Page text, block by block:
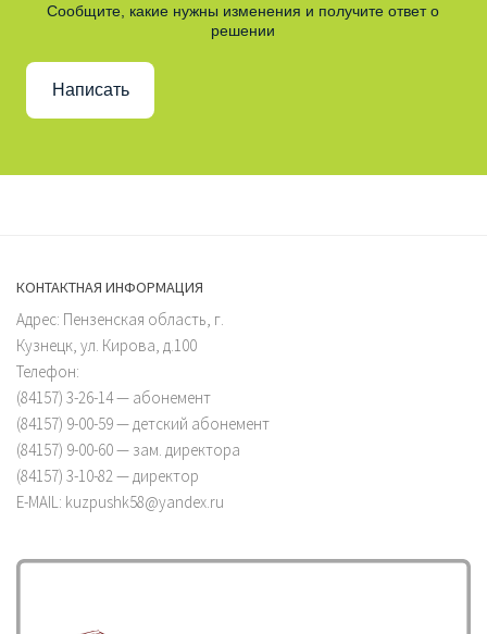
Сообщите, какие нужны изменения и получите ответ о
решении
Написать
КОНТАКТНАЯ ИНФОРМАЦИЯ
Адрес: Пензенская область, г.
Кузнецк, ул. Кирова, д.100
Телефон:
(84157) 3-26-14 — абонемент
(84157) 9-00-59 — детский абонемент
(84157) 9-00-60 — зам. директора
(84157) 3-10-82 — директор
E-MAIL: kuzpushk58@yandex.ru